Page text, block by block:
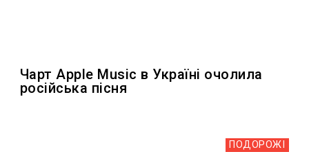
Чарт Apple Music в Україні очолила
російська пісня
ПОДОРОЖІ